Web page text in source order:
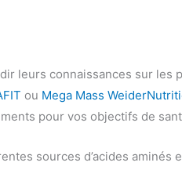
leurs connaissances sur
ou Mega Mass
pour vos objectifs de
sources d’acides